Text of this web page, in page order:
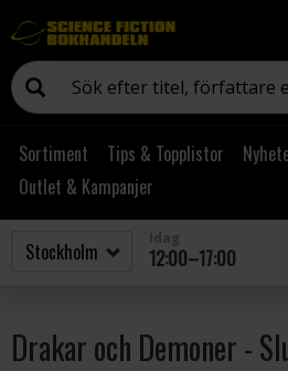
Sortiment Tips & Topplistor
Outlet & Kampanjer
12:00–17:00
Drakar och Demoner -